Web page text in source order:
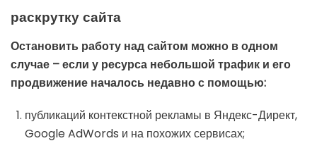
раскрутку сайта
Остановить работу над сайтом можно в одном
случае – если у ресурса небольшой трафик и его
продвижение началось недавно с помощью:
публикаций контекстной рекламы в Яндекс-Директ,
Google AdWords и на похожих сервисах;